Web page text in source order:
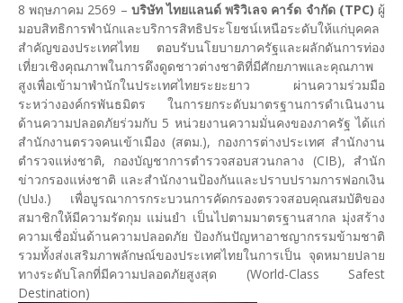
8 พฤษภาคม 2569 – บริษัท ไทยแลนด์ พริวิเลจ คาร์ด จำกัด (TPC) ผู้
มอบสิทธิการพำนักและบริการสิทธิประโยชน์เหนือระดับให้แก่บุคคล
สำคัญของประเทศไทย ตอบรับนโยบายภาครัฐและผลักดันการท่อง
เที่ยวเชิงคุณภาพในการดึงดูดชาวต่างชาติที่มีศักยภาพและคุณภาพ
สูงเพื่อเข้ามาพำนักในประเทศไทยระยะยาว ผ่านความร่วมมือ
ระหว่างองค์กรพันธมิตร ในการยกระดับมาตรฐานการดำเนินงาน
ด้านความปลอดภัยร่วมกับ 5 หน่วยงานความมั่นคงของภาครัฐ ได้แก่
สำนักงานตรวจคนเข้าเมือง (สตม.), กองการต่างประเทศ สำนักงาน
ตำรวจแห่งชาติ, กองบัญชาการตำรวจสอบสวนกลาง (CIB), สำนัก
ข่าวกรองแห่งชาติ และสำนักงานป้องกันและปราบปรามการฟอกเงิน
(ปปง.) เพื่อบูรณาการกระบวนการคัดกรองตรวจสอบคุณสมบัติของ
สมาชิกให้มีความรัดกุม แม่นยำ เป็นไปตามมาตรฐานสากล มุ่งสร้าง
ความเชื่อมั่นด้านความปลอดภัย ป้องกันปัญหาอาชญากรรมข้ามชาติ
รวมทั้งส่งเสริมภาพลักษณ์ของประเทศไทยในการเป็น จุดหมายปลาย
ทางระดับโลกที่มีความปลอดภัยสูงสุด (World-Class Safest
Destination)